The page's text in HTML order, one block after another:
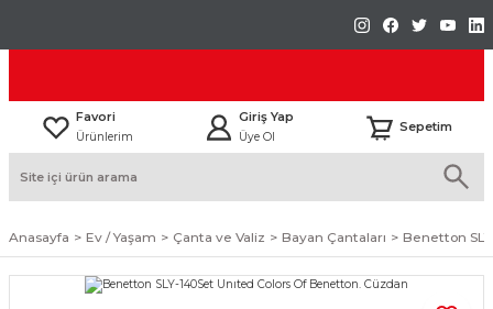
Favori
Ürünlerim
Giriş Yap
Üye Ol
Sepetim
Anasayfa Ev / Yaşam Çanta ve Valiz Bayan Çantaları Benetton